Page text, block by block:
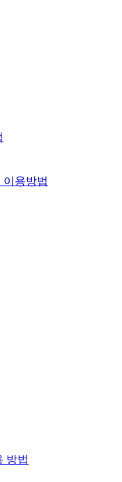
이용방법
방법